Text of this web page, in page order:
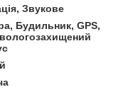
Звукове
Будильник, GPS,